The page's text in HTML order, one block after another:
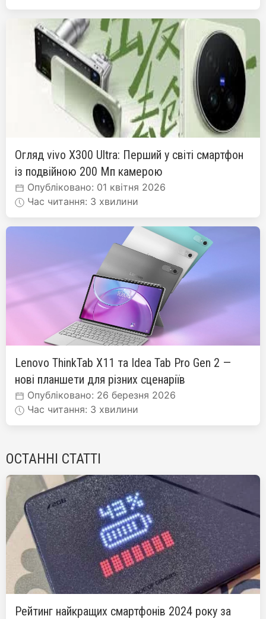
Огляд vivo X300 Ultra: Перший у світі смартфон
із подвійною 200 Мп камерою
Опубліковано: 01 квітня 2026
Час читання: 3 хвилини
Lenovo ThinkTab X11 та Idea Tab Pro Gen 2 —
нові планшети для різних сценаріїв
Опубліковано: 26 березня 2026
Час читання: 3 хвилини
ОСТАННІ СТАТТІ
Рейтинг найкращих смартфонів 2024 року за